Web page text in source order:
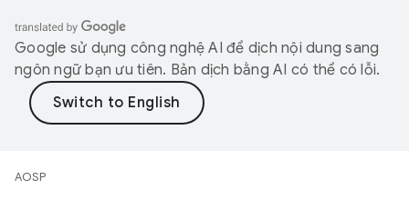
Google sử dụng công nghệ AI để dịch nội dung sang
ngôn ngữ bạn ưu tiên. Bản dịch bằng AI có thể có lỗi.
AOSP